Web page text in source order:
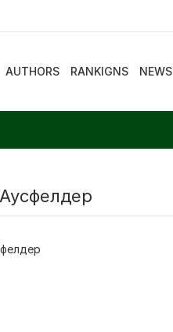
AUTHORS RANKIGNS NEWS